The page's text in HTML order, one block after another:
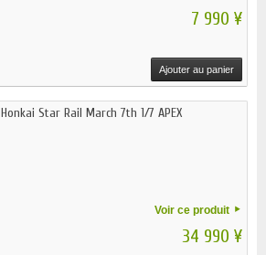
7 990 ¥
Ajouter au panier
Honkai Star Rail March 7th 1/7 APEX
Voir ce produit
34 990 ¥